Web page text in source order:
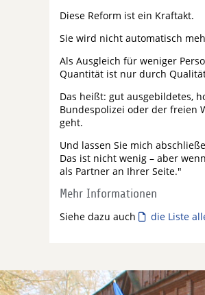
Diese Reform ist ein Kraftakt.
Sie wird nicht automatisch
Als Ausgleich für weniger
Quantität ist nur durch
Das heißt: gut ausgebildetes,
Bundespolizei oder der freien
geht.
Und lassen Sie mich
Das ist nicht wenig – aber
als Partner an Ihrer Seite."
Mehr Informationen
Siehe dazu auch
die Liste